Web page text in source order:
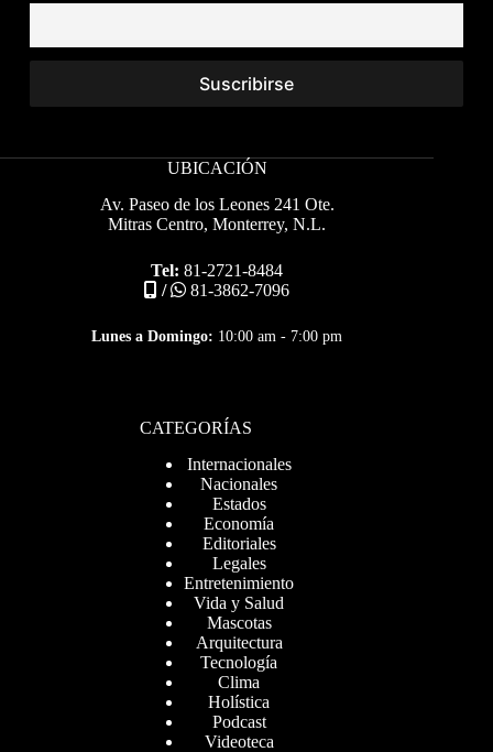
UBICACIÓN
Av. Paseo de los Leones 241 Ote.
Mitras Centro, Monterrey, N.L.
Tel: 81-2721-8484
/
81-3862-7096
Lunes a Domingo: 10:00 am - 7:00 pm
CATEGORÍAS
Internacionales
Nacionales
Estados
Economía
Editoriales
Legales
Entretenimiento
Vida y Salud
Mascotas
Arquitectura
Tecnología
Clima
Holística
Podcast
Videoteca